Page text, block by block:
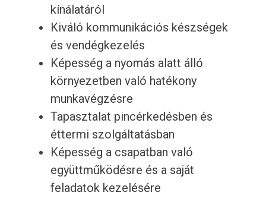
kínálatáról
Kiváló kommunikációs készségek
és vendégkezelés
Képesség a nyomás alatt álló
környezetben való hatékony
munkavégzésre
Tapasztalat pincérkedésben és
éttermi szolgáltatásban
Képesség a csapatban való
együttműködésre és a saját
feladatok kezelésére